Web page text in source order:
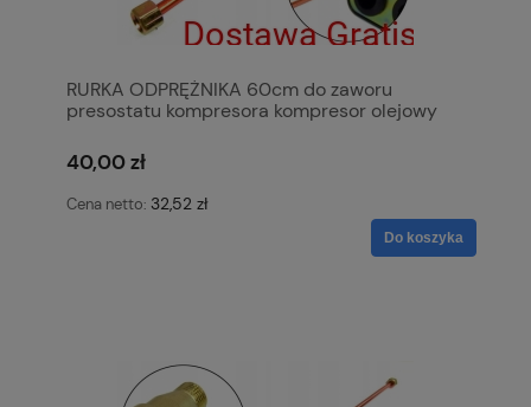
RURKA ODPRĘŻNIKA 60cm do zaworu
presostatu kompresora kompresor olejowy
40,00 zł
Cena netto: 32,52 zł
Do koszyka